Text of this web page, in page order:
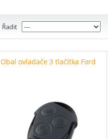
Řadit
Obal ovladače 3 tlačítka Ford